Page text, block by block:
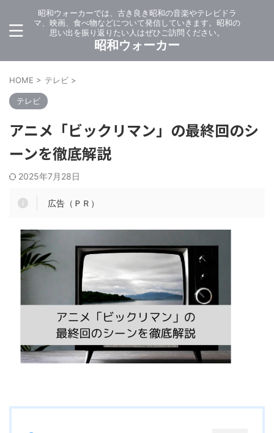
昭和ウォーカーでは、古き良き昭和の音楽やテレビドラ
マ、映画、食べ物などについて発信していきます。昭和の
思い出を振り返りたい人はぜひご訪問ください。
昭和ウォーカー
HOME > テレビ >
テレビ
アニメ「ビックリマン」の最終回のシ
ーンを徹底解説
2025年7月28日
広告（ＰＲ）